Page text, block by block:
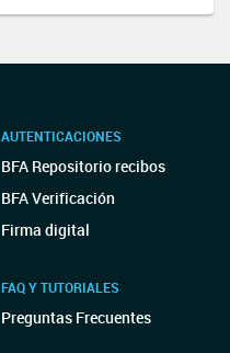
AUTENTICACIONES
BFA Repositorio recibos
BFA Verificación
Firma digital
FAQ Y TUTORIALES
Preguntas Frecuentes